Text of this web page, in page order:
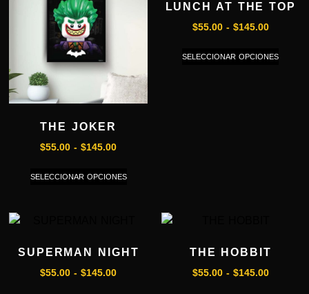
THE JOKER
$55.00 - $145.00
SELECCIONAR OPCIONES
LUNCH AT THE TOP
$55.00 - $145.00
SELECCIONAR OPCIONES
SUPERMAN NIGHT
$55.00 - $145.00
THE HOBBIT
$55.00 - $145.00